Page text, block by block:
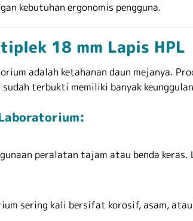
kebutuhan ergonomis pengguna.
18 mm Lapis HPL
adalah ketahanan daun mejanya.
sudah terbukti memiliki banyak
peralatan tajam atau benda keras.
sering kali bersifat korosif, asam,